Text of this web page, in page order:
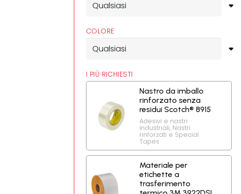
COLORE
I PIÙ RICHIESTI
Nastro da imballo
rinforzato senza
residui Scotch® 8915
Adesivi e nastri
industriali, Nastri
rinforzati e Special
Tapes
Materiale per
etichette a
trasferimento